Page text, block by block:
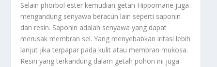
Selain phorbol ester kemudian getah Hippomane juga
mengandung senyawa beracun lain seperti saponin
dan resin. Saponin adalah senyawa yang dapat
merusak membran sel. Yang menyebabkan iritasi lebih
lanjut jika terpapar pada kulit atau membran mukosa.
Resin yang terkandung dalam getah pohon ini juga